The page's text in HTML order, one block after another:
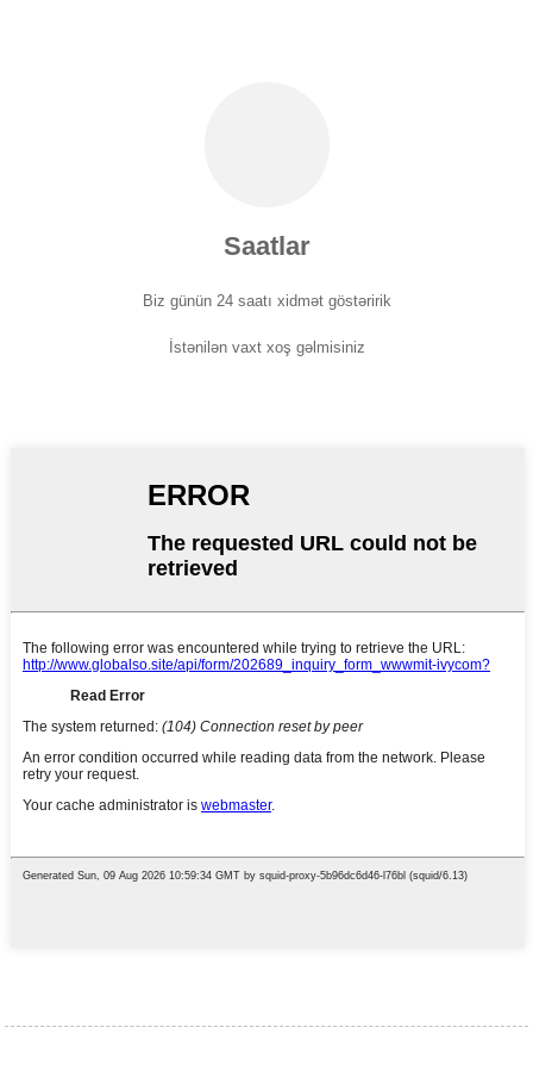
Saatlar
Biz günün 24 saatı xidmət göstəririk
İstənilən vaxt xoş gəlmisiniz